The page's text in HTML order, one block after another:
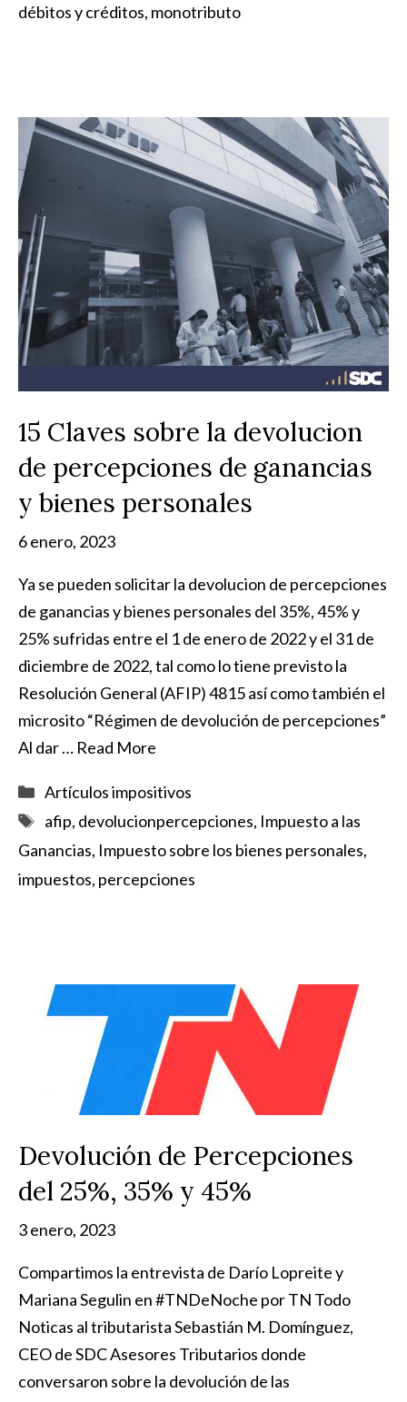
débitos y créditos, monotributo
15 Claves sobre la devolucion
de percepciones de ganancias
y bienes personales
6 enero, 2023
Ya se pueden solicitar la devolucion de percepciones
de ganancias y bienes personales del 35%, 45% y
25% sufridas entre el 1 de enero de 2022 y el 31 de
diciembre de 2022, tal como lo tiene previsto la
Resolución General (AFIP) 4815 así como también el
microsito “Régimen de devolución de percepciones”
Al dar … Read More
Categorías
Artículos impositivos
Etiquetas
afip, devolucionpercepciones, Impuesto a las
Ganancias, Impuesto sobre los bienes personales,
impuestos, percepciones
Devolución de Percepciones
del 25%, 35% y 45%
3 enero, 2023
Compartimos la entrevista de Darío Lopreite y
Mariana Segulin en #TNDeNoche por TN Todo
Noticas al tributarista Sebastián M. Domínguez,
CEO de SDC Asesores Tributarios donde
conversaron sobre la devolución de las